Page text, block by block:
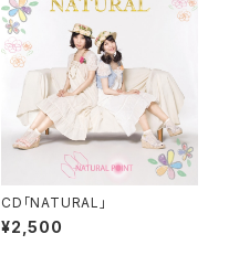
CD「NATURAL」
¥2,500